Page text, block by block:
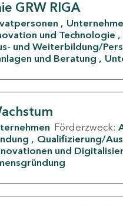
GRW RIGA
und Technologie
und Weiterbildung/
und Beratung
Förderzweck:
Qualifizierung/
und